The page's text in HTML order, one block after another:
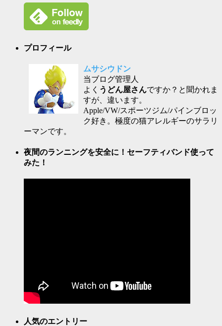
プロフィール
ムサシウドン
当ブログ管理人
よく うどん屋さんですか？と聞かれま
すが、違います。
Apple/VW/スポーツジム/パインブロッ
ク好き。極度の猫アレルギーのサラリ
ーマンです。
夜間のランニングを安全に！セーフティバンド使って
みた！
人気のエントリー